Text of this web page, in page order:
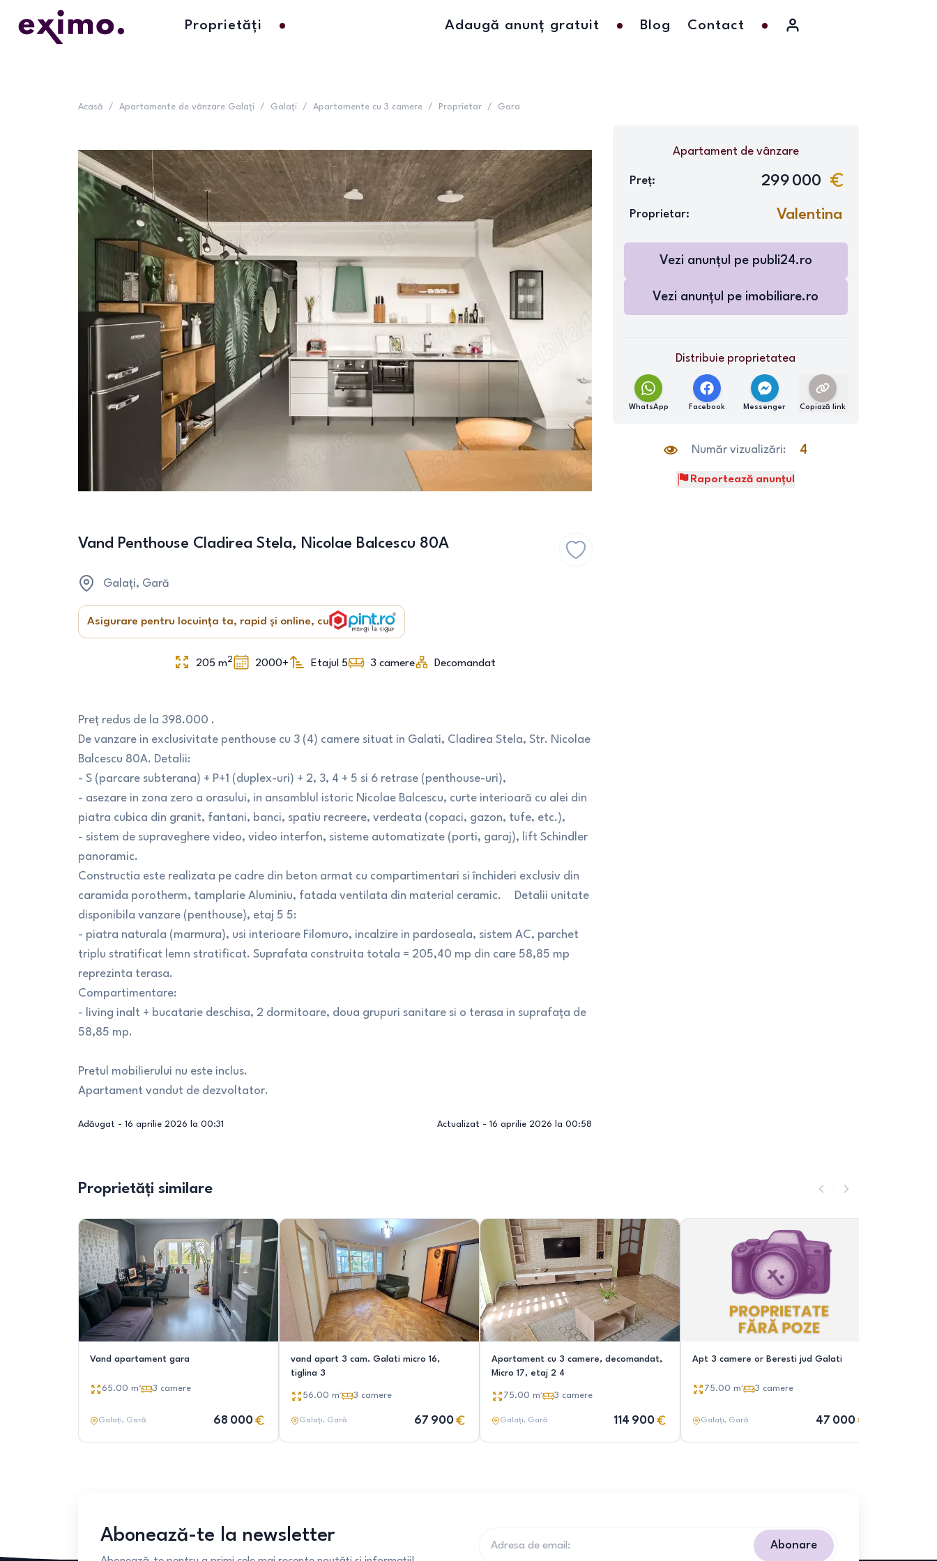
Proprietăți Adaugă anunț gratuit Blog Contact
Acasă / Apartamente de vânzare Galați / Galați / Apartamente cu 3 camere / Proprietar / Gara
Vand Penthouse Cladirea Stela, Nicolae Balcescu 80A
Galați, Gară
Asigurare pentru locuința ta, rapid și online, cu
205 m2 2000+ Etajul 5 3 camere Decomandat
Preț redus de la 398.000 .
De vanzare in exclusivitate penthouse cu 3 (4) camere situat in Galati, Cladirea Stela, Str. Nicolae
Balcescu 80A. Detalii:
- S (parcare subterana) + P+1 (duplex-uri) + 2, 3, 4 + 5 si 6 retrase (penthouse-uri),
- asezare in zona zero a orasului, in ansamblul istoric Nicolae Balcescu, curte interioară cu alei din
piatra cubica din granit, fantani, banci, spatiu recreere, verdeata (copaci, gazon, tufe, etc.),
- sistem de supraveghere video, video interfon, sisteme automatizate (porti, garaj), lift Schindler
panoramic.
Constructia este realizata pe cadre din beton armat cu compartimentari si închideri exclusiv din
caramida porotherm, tamplarie Aluminiu, fatada ventilata din material ceramic. Detalii unitate
disponibila vanzare (penthouse), etaj 5 5:
- piatra naturala (marmura), usi interioare Filomuro, incalzire in pardoseala, sistem AC, parchet
triplu stratificat lemn stratificat. Suprafata construita totala = 205,40 mp din care 58,85 mp
reprezinta terasa.
Compartimentare:
- living inalt + bucatarie deschisa, 2 dormitoare, doua grupuri sanitare si o terasa in suprafața de
58,85 mp.
Pretul mobilierului nu este inclus.
Apartament vandut de dezvoltator.
Adăugat - 16 aprilie 2026 la 00:31 Actualizat - 16 aprilie 2026 la 00:58
Apartamentde vânzare
Preț: 299 000
Proprietar: Valentina
Vezi anunțul pe publi24.ro
Vezi anunțul pe imobiliare.ro
Distribuie proprietatea
WhatsApp Facebook Messenger Copiază link
Număr vizualizări: 4
Raportează anunțul
Proprietăți similare
Vand apartament gara
65.00 m² 3 camere
Galați, Gară 68 000
vand apart 3 cam. Galati micro 16,
tiglina 3
56.00 m² 3 camere
Galați, Gară 67 900
Apartament cu 3 camere, decomandat,
Micro 17, etaj 2 4
75.00 m² 3 camere
Galați, Gară 114 900
Apt 3 camere or Beresti jud Galati
75.00 m² 3 camere
Galați, Gară 47 000
Abonează-te la newsletter Abonare